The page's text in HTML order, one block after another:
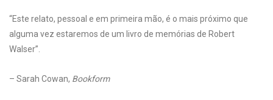
“Este relato, pessoal e em primeira mão, é o mais próximo que
alguma vez estaremos de um livro de memórias de Robert
Walser”.
– Sarah Cowan, Bookform